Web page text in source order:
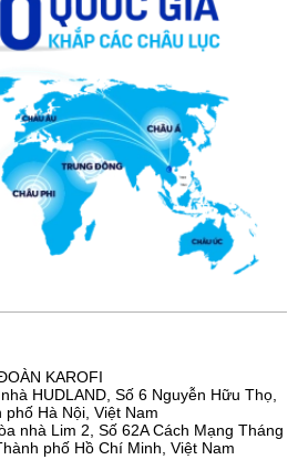
- 10 lõi lọc siêu mạnh
- Giám sát từ xa bằng
kết hợp ngăn chứa đồ
KAROFI
HUDLAND, Số 6 Nguyễn Hữu Thọ,
Hà Nội, Việt Nam
nhà Lim 2, Số 62A Cách Mạng Tháng
phố Hồ Chí Minh, Việt Nam